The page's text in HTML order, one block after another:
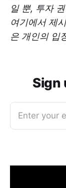
일 뿐, 투자
여기에서 제
은 개인의 입
Sign
Enter your